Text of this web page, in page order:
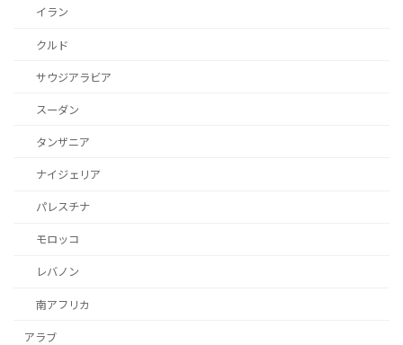
イラン
クルド
サウジアラビア
スーダン
タンザニア
ナイジェリア
パレスチナ
モロッコ
レバノン
南アフリカ
アラブ